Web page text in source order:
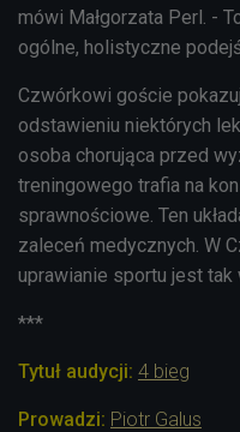
mówi Małgorzata Perl. -
ogólne, holistyczne
Czwórkowi goście
odstawieniu niektórych
osoba chorująca przed
treningowego trafia na
sprawnościowe. Ten
zaleceń medycznych. W
uprawianie sportu jest
***
Tytuł audycji: 4 bieg
Prowadzi: Piotr Galus